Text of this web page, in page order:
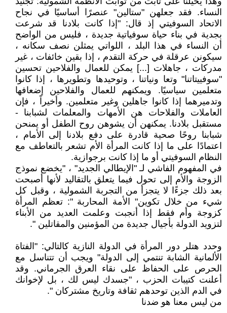
النساء. فقد جعلهن "ستالين" عنصرًا أساسيًا في نجاح
الاتحاد السوفيتي إذ قال: "إذا كانت بلادنا قد شرعت
بجدية في بناء حياة سوفياتية جديدة ، فليس من الواضح
أن النساء في هذا البلد ، اللواتي يمثلن نصف سكانه ،
سيكونن عرقلة في حركة التقدم ، إذا بقين خائفات ، غير
مدركات ، جاهلات [...] يمكن للعمال والفلاحين تحسين
"سوفييتاتنا" وتعا ونياتنا ، وتوحيدها وتطويرها ، إذا كانوا
متعلمين سياسيًا. ويمكنهم للعمال والفلاحين إضعافها
وتدميرهما إذا كانوا جاهلين وغير متعلمين. وأخيراً ، فإن
العاملات والفلاحات هن الأمهات والمعلمات لشبابنا -
مستقبل بلادنا. يمكنهن أن يشوهن روح الطفل أو يمنحن
شبابنا روحًا صحية قادرة على دفع بلادنا إلى الأمام ،
اعتمادًا على ما إذا كانت المرأة الأم تشعر بالتعاطف مع
النظام السوفيتي أو ما إذا كانت برجوازية.
في المفهوم الفاشي لـ "الإيطالي الجديد" ، "يخضع نموذج
الزوجة والأم إلى تحول فيما يتعلق بالتقاليد لأنها أصبحت
بعد ذلك جزءًا لا يتجزأ من التجربة الشمولية ، وقبل كل
شيء من خلال تكوين" الأمة المحاربة ": تعظم المرأة
كزوجة وأم فقط إذا أنجبت وعلمت العديد من الأبناء
لتزويد الدولة بأجيال جديدة من المؤمنين والمقاتلين ".
وحدد هتلر دور المرأة في الدولة النازية كالتالي: "الفتاة
الألمانية الشابة تنتمي إلى الدولة" ويجب أن تتناسل مع
الحرص على الحفاظ على نقاء العرق الجرماني. وقد
أعلنت كتيبات الحزب ، "جسدك ليس لك ، بل لإخوانك
في الدم الذين توحدهم ثقافة وتاريخ مشتركان ".
من ليس معنا هو ضدنا